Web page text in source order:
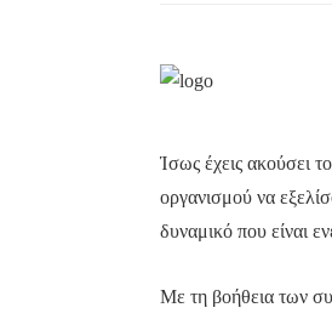
Ίσως έχεις ακούσει
οργανισμού να
δυναμικό που είναι
Με τη βοήθεια των